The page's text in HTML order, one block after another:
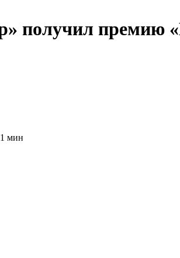
получил премию
1 мин